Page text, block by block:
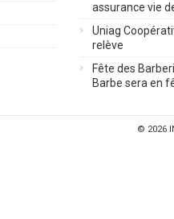
assurance vie
Uniag
relève
Fête des
Barbe sera en
© 2026